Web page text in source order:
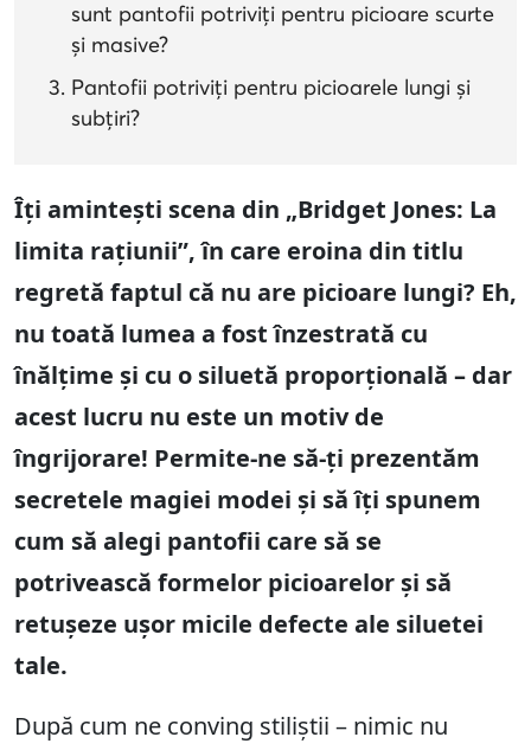
sunt pantofii potriviți pentru picioare scurte
și masive?
Pantofii potriviți pentru picioarele lungi și
subțiri?
Îți amintești scena din „Bridget Jones: La
limita rațiunii”, în care eroina din titlu
regretă faptul că nu are picioare lungi? Eh,
nu toată lumea a fost înzestrată cu
înălțime și cu o siluetă proporțională – dar
acest lucru nu este un motiv de
îngrijorare! Permite-ne să-ți prezentăm
secretele magiei modei și să îți spunem
cum să alegi pantofii care să se
potrivească formelor picioarelor și să
retușeze ușor micile defecte ale siluetei
tale.
După cum ne conving stiliștii – nimic nu